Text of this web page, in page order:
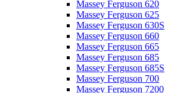
Massey Ferguson 620
Massey Ferguson 625
Massey Ferguson 630S
Massey Ferguson 660
Massey Ferguson 665
Massey Ferguson 685
Massey Ferguson 685S
Massey Ferguson 700
Massey Ferguson 7200